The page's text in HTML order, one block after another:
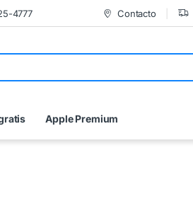
4777 Contacto
Apple Premium